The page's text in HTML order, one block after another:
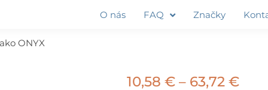
O nás FAQ Značky
ONYX
10,58 € – 63,72 €Price